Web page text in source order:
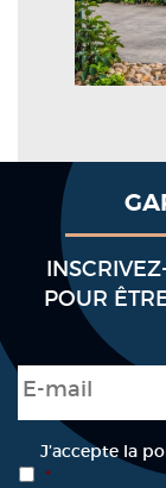
POUR
E-mail
RGPD *
J’accepte la
*